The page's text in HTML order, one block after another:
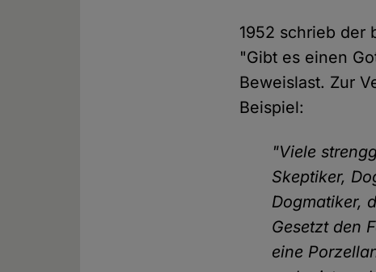
1952 schrieb der
"Gibt es einen
Beweislast. Zur
Beispiel:
"Viele
Skeptiker,
Dogmatiker,
Gesetzt den
eine